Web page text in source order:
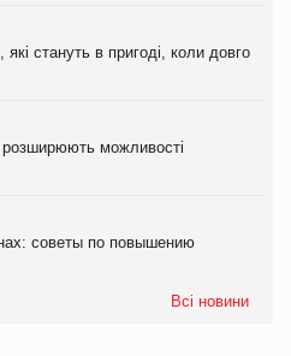
стануть в пригоді, коли довго
можливості
советы по повышению
Всі новини